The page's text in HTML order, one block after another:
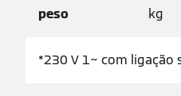
peso kg
*230 V 1~ com